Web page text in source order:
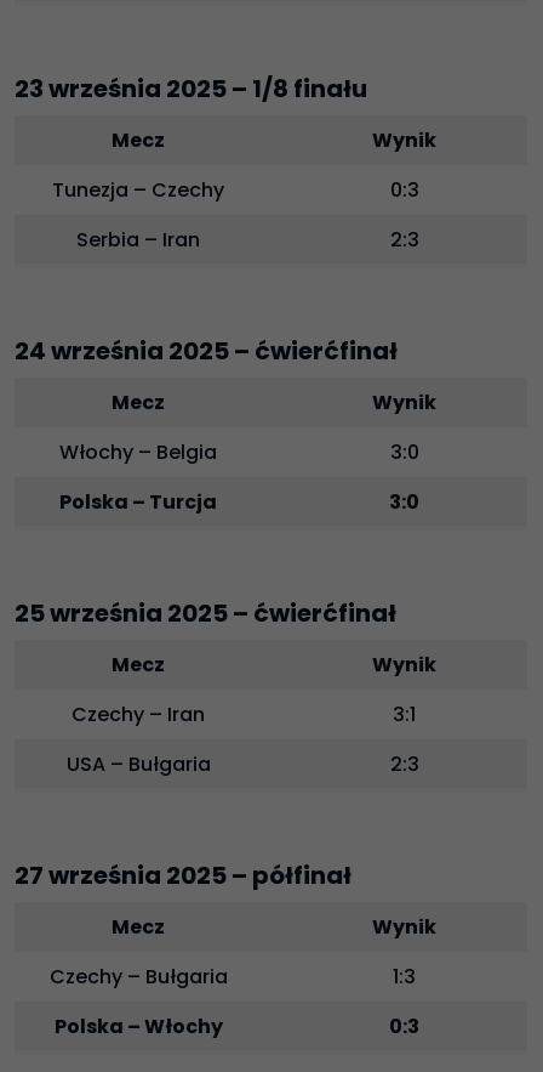
23 września 2025 – 1/8 finału
Mecz
Wynik
Tunezja – Czechy
0:3
Serbia – Iran
2:3
24 września 2025 – ćwierćfinał
Mecz
Wynik
Włochy – Belgia
3:0
Polska – Turcja
3:0
25 września 2025 – ćwierćfinał
Mecz
Wynik
Czechy – Iran
3:1
USA – Bułgaria
2:3
27 września 2025 – półfinał
Mecz
Wynik
Czechy – Bułgaria
1:3
Polska – Włochy
0:3